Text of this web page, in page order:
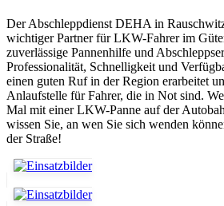
Der Abschleppdienst DEHA in
wichtiger Partner für LKW-Fahrer im
zuverlässige Pannenhilfe und
Professionalität, Schnelligkeit und
einen guten Ruf in der Region erarbeitet
Anlaufstelle für Fahrer, die in Not sind.
Mal mit einer LKW-Panne auf der
wissen Sie, an wen Sie sich wenden
der Straße!